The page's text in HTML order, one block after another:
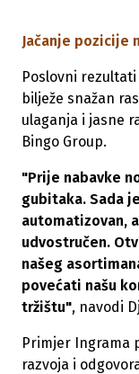
Jačanje pozicije
Poslovni
bilježe snažan
ulaganja i jasne
Bingo Group.
"Prije nabavke
gubitaka. Sada
automatizovan,
udvostručen.
našeg
povećati našu
tržištu", navodi
Primjer Ingrama
razvoja i